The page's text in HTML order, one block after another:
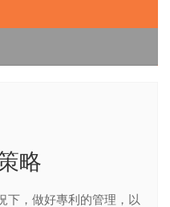
略
下，做好專利的管理，以